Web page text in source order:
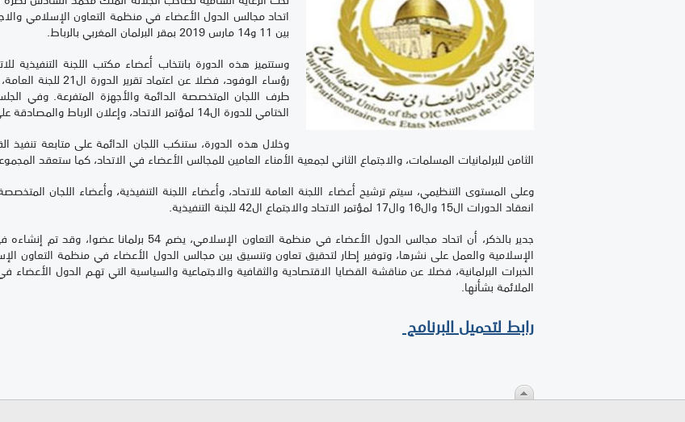
اتحاد مجالس الدول الأعضاء في منظمة التعاون الإسلامي
بين 11 و14 مارس 2019 بمقر البرلمان المغربي بالرباط.
وستتميز هذه الدورة بانتخاب أعضاء مكتب اللجنة التنفيذية
رؤساء الوفود، فضلا
طرف اللجان المتخصصة الدائمة والأجهزة المتفرعة. وفي
الختامي للدورة ال14 لمؤتمر الاتحاد، وإعلان الرباط والمصادقة على البيان الختامي.
وخلال هذه الدورة، ستنكب اللجان الدائمة على متابعة تنفيذ
الثامن للبرلمانيات المسلمات، والاجتماع الثاني لجمعية الأمناء العامين للمجالس الأعضاء في الاتحاد، كما ستعقد
انعقاد الدورات ال15 وال16 وال17 لمؤتمر الاتحاد والاجتماع ال42 للجنة التنفيذية.
الإسلامية والعمل على نشرها، وتوفير إطار لتحقيق تعاون وتنسيق بين مجالس الدول الأعضاء في منظمة التعاون
الخبرات البرلمانية، فضلا عن مناقشة القضايا الاقتصادية والثقافية والاجتماعية والسياسية التي تهـم الدول
الملائمة بشأنها.
رابط لتحميل البرنامج